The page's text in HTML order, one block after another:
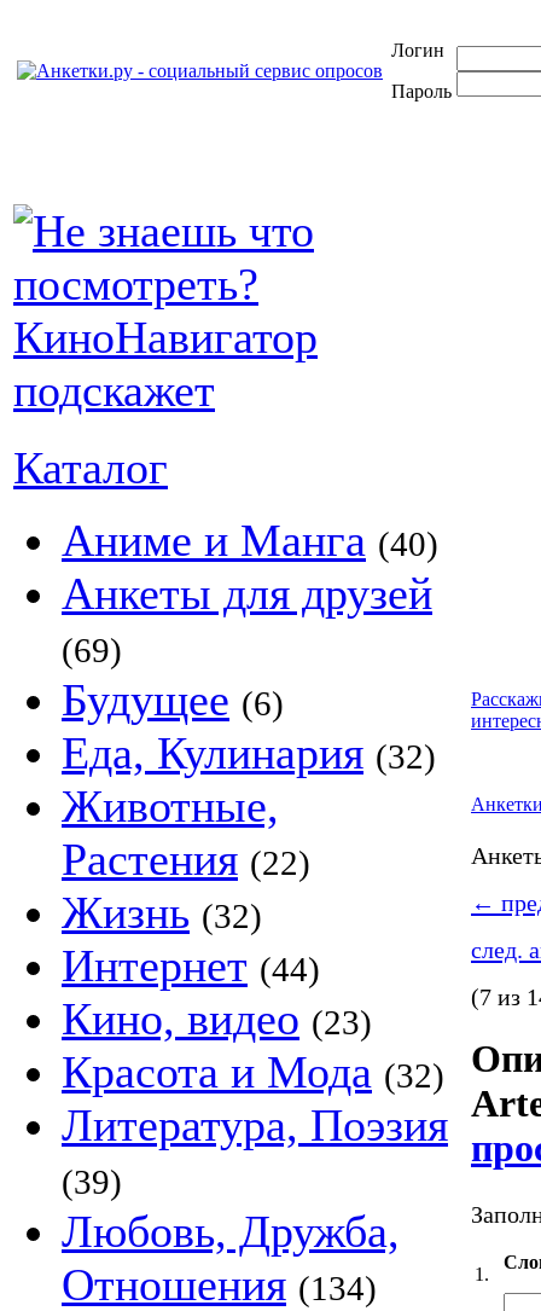
Логин
Пароль
Каталог
Аниме и Манга (40)
Анкеты для друзей
(69)
Будущее (6)
Еда, Кулинария (32)
Животные,
Растения (22)
Жизнь (32)
Интернет (44)
Кино, видео (23)
Красота и Мода (32)
Литература, Поэзия
(39)
Любовь, Дружба,
Отношения (134)
←
след.
(7 из
1.